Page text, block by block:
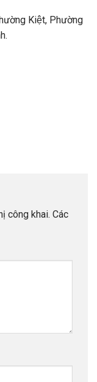
Kiệt, Phường
công khai. Các